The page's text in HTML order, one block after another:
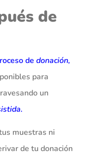
de
de donación,
para
un
muestras ni
de tu donación